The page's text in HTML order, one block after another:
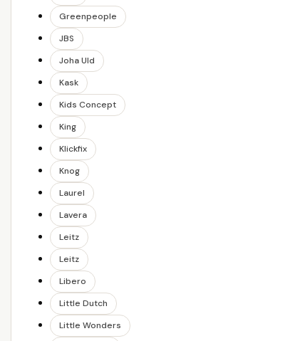
Greenpeople
JBS
Joha Uld
Kask
Kids Concept
King
Klickfix
Knog
Laurel
Lavera
Leitz
Leitz
Libero
Little Dutch
Little Wonders